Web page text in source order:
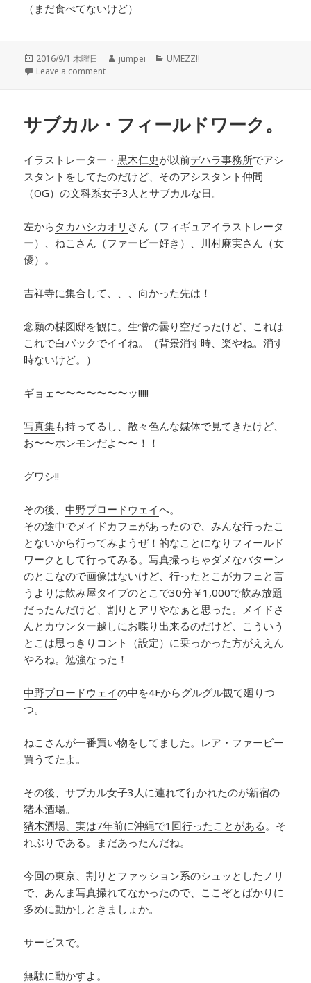
（まだ食べてないけど）
投
稿
2016/9/1 木曜日
作
jumpei
カ
UMEZZ!!
Leave a comment
サブカル・フィールドワーク。
イラストレーター・黒木仁史が以前デハラ事務所でアシ
スタントをしてたのだけど、そのアシスタント仲間
（OG）の文科系女子3人とサブカルな日。
左から タカハシカオリ さん（フィギュアイラストレータ
ー）、ねこさん（ファービー好き）、川村麻実さん（女
優）。
吉祥寺に集合して、、、向かった先は！
念願の楳図邸を観に。生憎の曇り空だったけど、これは
これで白バックでイイね。（背景消す時、楽やね。消す
時ないけど。）
ギョェ〜〜〜〜〜〜〜ッ!!!!!
写真集も持ってるし、散々色んな媒体で見てきたけど、
お〜〜ホンモンだよ〜〜！！
グワシ!!
その後、中野ブロードウェイへ。
その途中でメイドカフェがあったので、みんな行ったこ
とないから行ってみようぜ！的なことになりフィールド
ワークとして行ってみる。写真撮っちゃダメなパターン
のとこなので画像はないけど、行ったとこがカフェと言
うよりは飲み屋タイプのとこで30分￥1,000で飲み放題
だったんだけど、割りとアリやなぁと思った。メイドさ
んとカウンター越しにお喋り出来るのだけど、こういう
とこは思っきりコント（設定）に乗っかった方がええん
やろね。勉強なった！
中野ブロードウェイの中を4Fからグルグル観て廻りつ
つ。
ねこさんが一番買い物をしてました。レア・ファービー
買うてたよ。
その後、サブカル女子3人に連れて行かれたのが新宿の
猪木酒場。
猪木酒場、実は7年前に沖縄で1回行ったことがある 。そ
れぶりである。まだあったんだね。
今回の東京、割りとファッション系のシュッとしたノリ
で、あんま写真撮れてなかったので、ここぞとばかりに
多めに動かしときましょか。
サービスで。
無駄に動かすよ。